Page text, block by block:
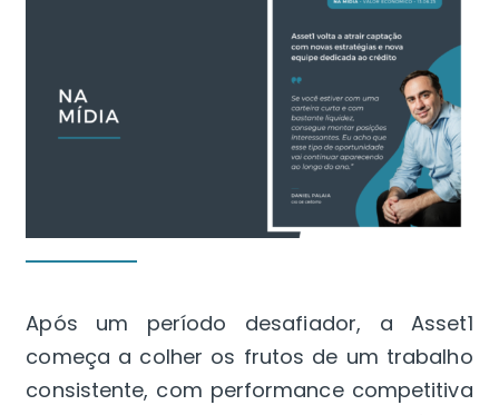
Após um período desafiador, a Asset1
começa a colher os frutos de um trabalho
consistente, com performance competitiva